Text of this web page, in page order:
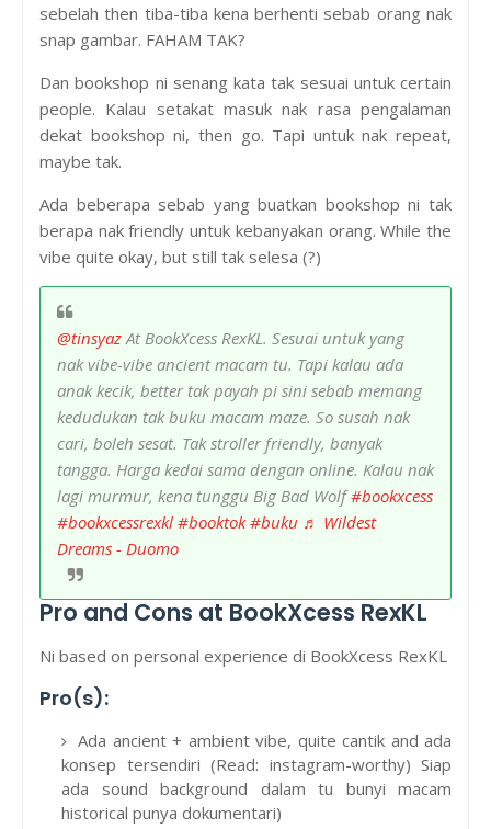
sebelah then tiba-tiba kena berhenti sebab orang nak
snap gambar. FAHAM TAK?
Dan bookshop ni senang kata tak sesuai untuk certain
people. Kalau setakat masuk nak rasa pengalaman
dekat bookshop ni, then go. Tapi untuk nak repeat,
maybe tak.
Ada beberapa sebab yang buatkan bookshop ni tak
berapa nak friendly untuk kebanyakan orang. While the
vibe quite okay, but still tak selesa (?)
@tinsyaz At BookXcess RexKL. Sesuai untuk yang
nak vibe-vibe ancient macam tu. Tapi kalau ada
anak kecik, better tak payah pi sini sebab memang
kedudukan tak buku macam maze. So susah nak
cari, boleh sesat. Tak stroller friendly, banyak
tangga. Harga kedai sama dengan online. Kalau nak
lagi murmur, kena tunggu Big Bad Wolf#bookxcess
#bookxcessrexkl #booktok #buku ♬ Wildest
Dreams - Duomo
Pro and Cons at BookXcess RexKL
Ni based on personal experience di BookXcess RexKL
Pro(s):
Ada ancient + ambient vibe, quite cantik and ada
konsep tersendiri (Read: instagram-worthy) Siap
ada sound background dalam tu bunyi macam
historical punya dokumentari)